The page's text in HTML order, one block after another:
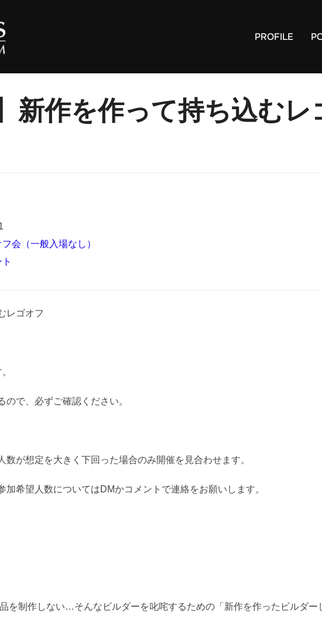
PROFILE
新作を作って持ち込む
フ会（一般入場なし）
レゴオフ
で、必ずご確認ください。
数が想定を大きく下回った場合のみ開催を見合わせます。
加希望人数についてはDMかコメントで連絡をお願いします。
を制作しない…そんなビルダーを叱咤するための「新作を作ったビルダ